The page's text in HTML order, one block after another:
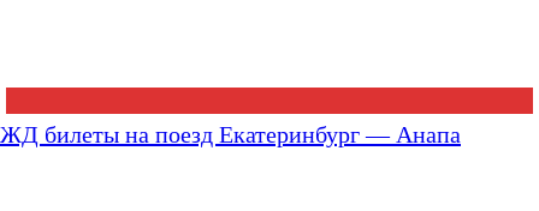
ЖД билеты на поезд Екатеринбург — Анапа